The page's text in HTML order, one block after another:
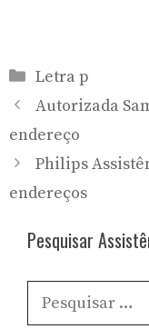
Categorias
Letra p
Autorizada
endereço
Philips
endereços
Pesquisar
por: